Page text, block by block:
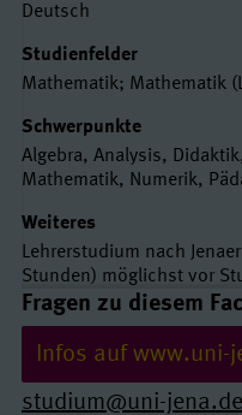
Deutsch
Studienfelder
Mathematik; Mathematik
Schwerpunkte
Algebra, Analysis,
Mathematik, Numerik,
Weiteres
Lehrerstudium nach
Stunden) möglichst vor
Links und
Fragen zu diesem
Infos auf www.uni-
studium@uni-jena.de